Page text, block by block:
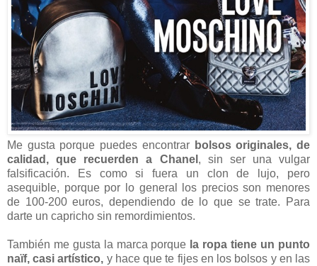
Me gusta porque puedes encontrar bolsos originales, de
calidad, que recuerden a Chanel , sin ser una vulgar
falsificación. Es como si fuera un clon de lujo, pero
asequible, porque por lo general los precios son menores
de 100-200 euros, dependiendo de lo que se trate. Para
darte un capricho sin remordimientos.
También me gusta la marca porque la ropa tiene un punto
naïf, casi artístico, y hace que te fijes en los bolsos y en las